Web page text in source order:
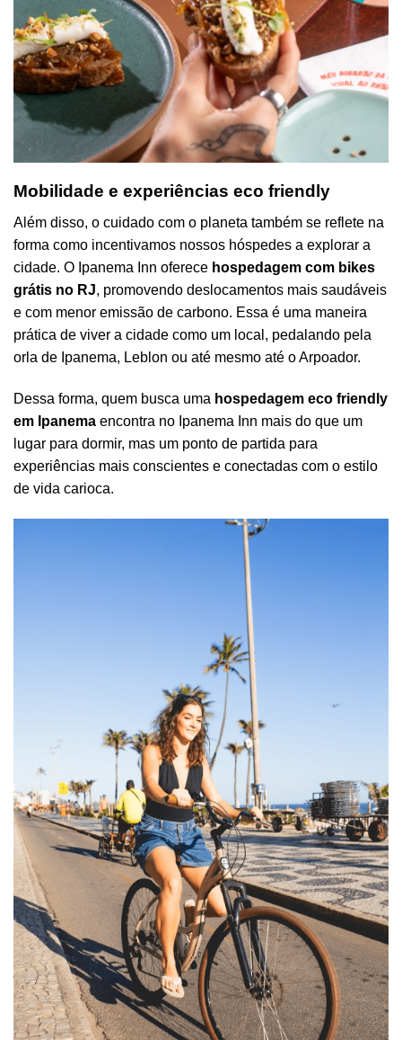
Mobilidade e experiências eco friendly
Além disso, o cuidado com o planeta também se reflete na
forma como incentivamos nossos hóspedes a explorar a
cidade. O Ipanema Inn oferece hospedagem com bikes
grátis no RJ, promovendo deslocamentos mais saudáveis
e com menor emissão de carbono. Essa é uma maneira
prática de viver a cidade como um local, pedalando pela
orla de Ipanema, Leblon ou até mesmo até o Arpoador.
Dessa forma, quem busca uma hospedagem eco friendly
em Ipanema encontra no Ipanema Inn mais do que um
lugar para dormir, mas um ponto de partida para
experiências mais conscientes e conectadas com o estilo
de vida carioca.